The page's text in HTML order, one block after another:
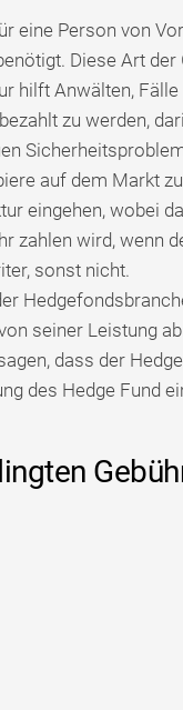
eine Person von
Diese Art
hilft Anwälten,
zu werden,
auf dem Markt
eingehen, wobei
zahlen wird, wenn
sonst nicht.
seiner Leistung
dass der
des Hedge Fund